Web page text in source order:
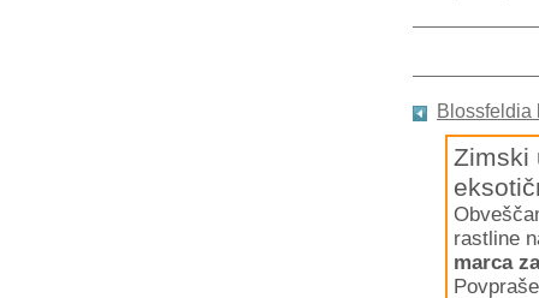
Blossfeldia
Zimski
rastline
marca